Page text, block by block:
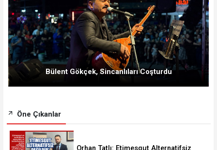
Bülent Gökçek, Sincanlıları Coşturdu
Öne Çıkanlar
Orhan Tatlı: Etimesgut Alternatifsiz